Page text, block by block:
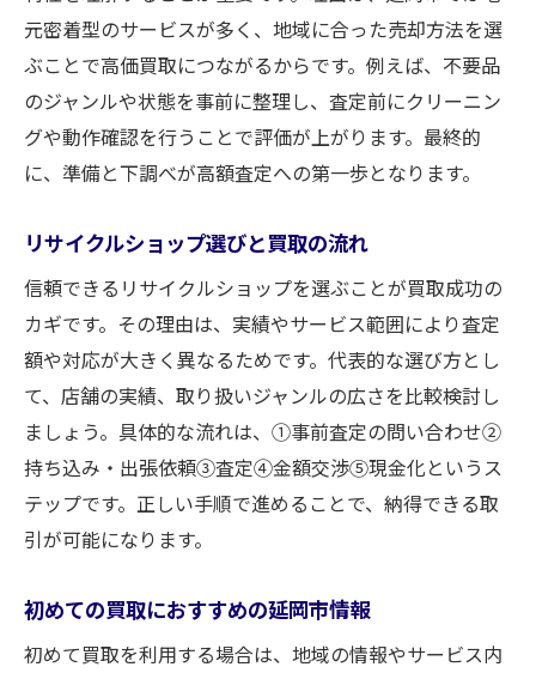
元密着型のサービスが多く、地域に合った売却方法を選
ぶことで高価買取につながるからです。例えば、不要品
のジャンルや状態を事前に整理し、査定前にクリーニン
グや動作確認を行うことで評価が上がります。最終的
に、準備と下調べが高額査定への第一歩となります。
リサイクルショップ選びと買取の流れ
信頼できるリサイクルショップを選ぶことが買取成功の
カギです。その理由は、実績やサービス範囲により査定
額や対応が大きく異なるためです。代表的な選び方とし
て、店舗の実績、取り扱いジャンルの広さを比較検討し
ましょう。具体的な流れは、①事前査定の問い合わせ②
持ち込み・出張依頼③査定④金額交渉⑤現金化というス
テップです。正しい手順で進めることで、納得できる取
引が可能になります。
初めての買取におすすめの延岡市情報
初めて買取を利用する場合は、地域の情報やサービス内